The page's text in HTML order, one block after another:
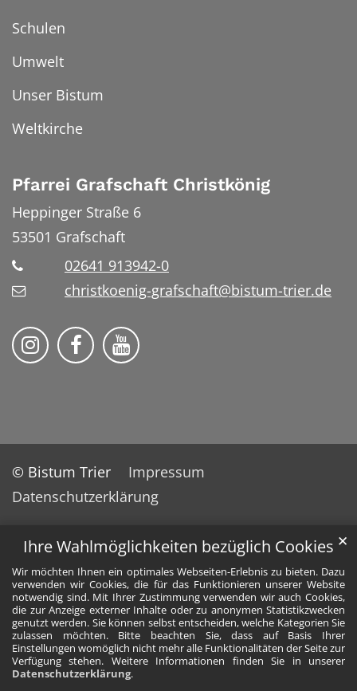
Ihre Wahlmöglichkeiten bezüglich Cookies
Wir möchten Ihnen ein optimales Webseiten-Erlebnis zu bieten. Dazu
verwenden wir Cookies, die für das Funktionieren unserer Website
notwendig sind. Mit Ihrer Zustimmung verwenden wir auch Cookies,
die zur Anzeige externer Inhalte oder zu anonymen Statistikzwecken
genutzt werden. Sie können selbst entscheiden, welche Kategorien Sie
zulassen möchten. Bitte beachten Sie, dass auf Basis Ihrer
Einstellungen womöglich nicht mehr alle Funktionalitäten der Seite zur
Verfügung stehen. Weitere Informationen finden Sie in unserer
Datenschutzerklärung.
✕
Schulen
Umwelt
Unser Bistum
Weltkirche
Pfarrei Grafschaft Christkönig
Heppinger Straße 6
53501 Grafschaft
02641 913942-0
christkoenig-grafschaft@bistum-trier.de
Pfarreiengemeinschaft Grafschaft auf
Pfarreiengemeinschaft Grafschaft
Pfarreiengemeinschaft
© Bistum Trier
Impressum
Datenschutzerklärung